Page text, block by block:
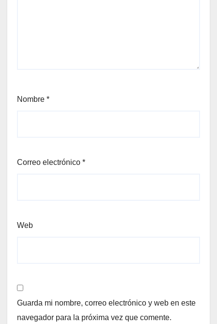
Nombre *
Correo electrónico *
Web
Guarda mi nombre, correo electrónico y web en este
navegador para la próxima vez que comente.